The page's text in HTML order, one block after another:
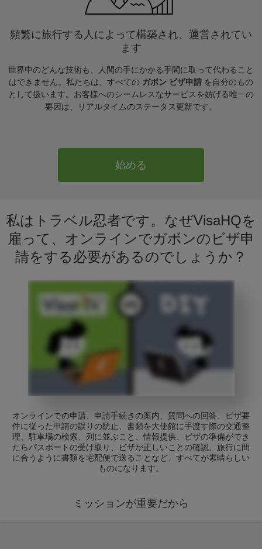
頻繁に旅行する人によって構築され、運営されてい
ます
世界中のどんな技術も、人間の手にかかる手間に取って代わること
はできません。私たちは、すべての ガボン ビザ申請 を自分のもの
として扱います。お客様へのシームレスなサービスを妨げる唯一の
要因は、リアルタイムのステータス更新です。
始める
私はトラベル忍者です。なぜVisaHQを
雇って、オンラインでガボンのビザ申
請をする必要があるのでしょうか？
オンラインでの申請、申請手続きの案内、質問への回答、ビザ要
件に従った申請の誤りの防止、書類を大使館に手渡す際の交通整
理、駐車場の検索、列に並ぶこと、情報提供、ビザの準備ができ
たらパスポートの受け取り、ビザが正しいことの確認、旅行に間
に合うように書類を宅配便で送ることなど、すべてが素晴らしい
ものになります。
ミッションが重要だから